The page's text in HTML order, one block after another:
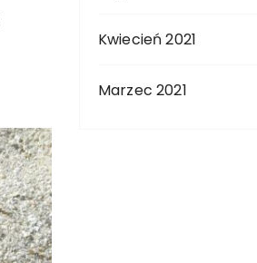
Kwiecień 2021
Marzec 2021